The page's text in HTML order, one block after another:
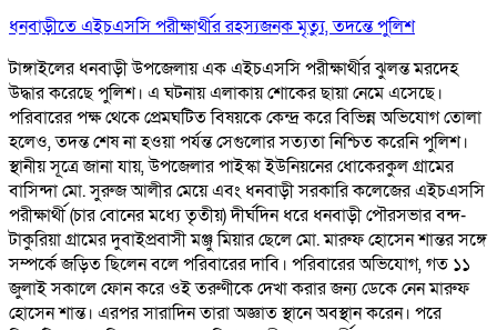
ধনবাড়ীতে এইচএসসি পরীক্ষার্থীর রহস্যজনক মৃত্যু, তদন্তে পুলিশ
টাঙ্গাইলের ধনবাড়ী উপজেলায় এক এইচএসসি পরীক্ষার্থীর ঝুলন্ত মরদেহ
উদ্ধার করেছে পুলিশ। এ ঘটনায় এলাকায় শোকের ছায়া নেমে এসেছে।
পরিবারের পক্ষ থেকে প্রেমঘটিত বিষয়কে কেন্দ্র করে বিভিন্ন অভিযোগ তোলা
হলেও, তদন্ত শেষ না হওয়া পর্যন্ত সেগুলোর সত্যতা নিশ্চিত করেনি পুলিশ।
স্থানীয় সূত্রে জানা যায়, উপজেলার পাইস্কা ইউনিয়নের ধোকেরকুল গ্রামের
বাসিন্দা মো. সুরুজ আলীর মেয়ে এবং ধনবাড়ী সরকারি কলেজের এইচএসসি
পরীক্ষার্থী (চার বোনের মধ্যে তৃতীয়) দীর্ঘদিন ধরে ধনবাড়ী পৌরসভার বন্দ-
টাকুরিয়া গ্রামের দুবাইপ্রবাসী মঞ্জু মিয়ার ছেলে মো. মারুফ হোসেন শান্তর সঙ্গে
সম্পর্কে জড়িত ছিলেন বলে পরিবারের দাবি। পরিবারের অভিযোগ, গত ১১
জুলাই সকালে ফোন করে ওই তরুণীকে দেখা করার জন্য ডেকে নেন মারুফ
হোসেন শান্ত। এরপর সারাদিন তারা অজ্ঞাত স্থানে অবস্থান করেন। পরে